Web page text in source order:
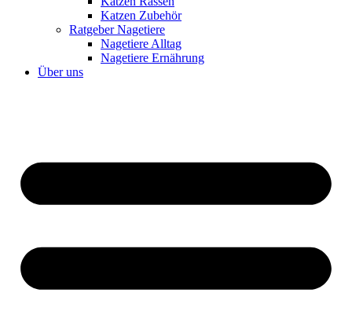
Katzen Zubehör
Ratgeber Nagetiere
Nagetiere Alltag
Nagetiere Ernährung
Über uns